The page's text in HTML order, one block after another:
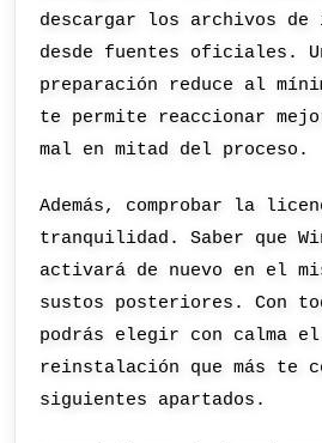
descargar los archivos
desde fuentes oficiales.
preparación reduce al
te permite reaccionar
mal en mitad del proceso.
Además, comprobar la
tranquilidad. Saber que
activará de nuevo en el
sustos posteriores. Con
podrás elegir con calma el
reinstalación que más te
siguientes apartados.